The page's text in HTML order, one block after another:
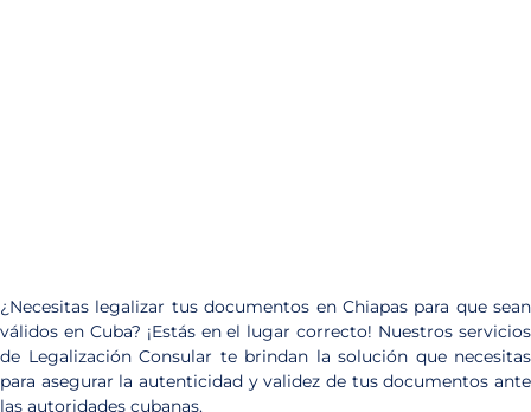
¿Necesitas legalizar tus documentos en Chiapas para que sean
válidos en Cuba? ¡Estás en el lugar correcto! Nuestros servicios
de Legalización Consular te brindan la solución que necesitas
para asegurar la autenticidad y validez de tus documentos ante
las autoridades cubanas.